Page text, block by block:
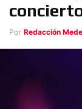
Por Redacción